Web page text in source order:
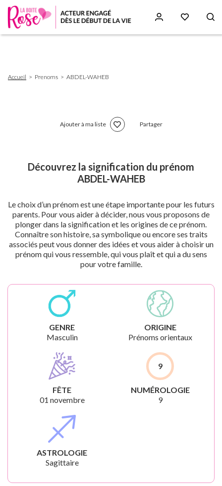
d'Ariane
Accueil Prenoms ABDEL-WAHEB
Ajouter à ma liste Partager
Découvrez la signification du prénom
ABDEL-WAHEB
Le choix d’un prénom est une étape importante pour les futurs
parents. Pour vous aider à décider, nous vous proposons de
plonger dans la signification et les origines de ce prénom.
Connaître son histoire, sa symbolique ou encore ses traits
associés peut vous donner des idées et vous aider à choisir un
prénom qui vous ressemble, qui vous plaît et qui a du sens
pour votre famille.
GENRE
Masculin
ORIGINE
Prénoms orientaux
FÊTE
01 novembre
9
NUMÉROLOGIE
9
ASTROLOGIE
Sagittaire